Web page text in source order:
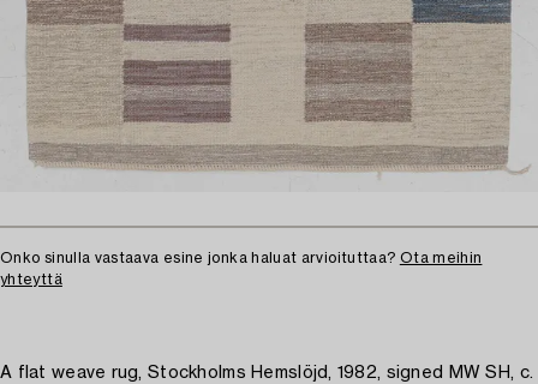
Onko sinulla vastaava esine jonka haluat arvioituttaa? Ota meihin
yhteyttä
A flat weave rug, Stockholms Hemslöjd, 1982, signed MW SH, c.